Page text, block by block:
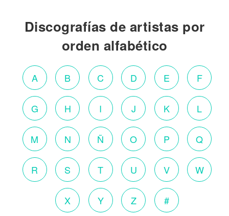
Discografías de artistas por
orden alfabético
A B C D E F
G H I J K L
M N Ñ O P Q
R S T U V W
X Y Z #